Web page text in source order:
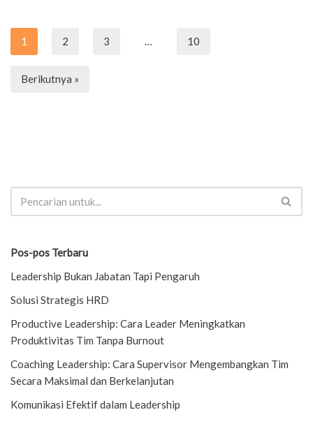
1 2 3 … 10
Berikutnya »
Pos-pos Terbaru
Leadership Bukan Jabatan Tapi Pengaruh
Solusi Strategis HRD
Productive Leadership: Cara Leader Meningkatkan
Produktivitas Tim Tanpa Burnout
Coaching Leadership: Cara Supervisor Mengembangkan Tim
Secara Maksimal dan Berkelanjutan
Komunikasi Efektif dalam Leadership